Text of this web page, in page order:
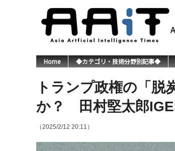
Home ◆カテゴリ・技術分野別記事◆
トランプ政権の「脱
か？ 田村堅太郎
（2025/2/12 20:11）